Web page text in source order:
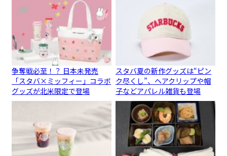
争奪戦必至！？ 日本未発売
「スタバ×ミッフィー」コラボ
グッズが北米限定で登場
スタバ夏の新作グッズは“ピン
ク尽くし”、ヘアクリップや帽
子などアパレル雑貨も登場